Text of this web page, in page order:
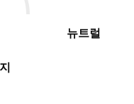
뉴트럴